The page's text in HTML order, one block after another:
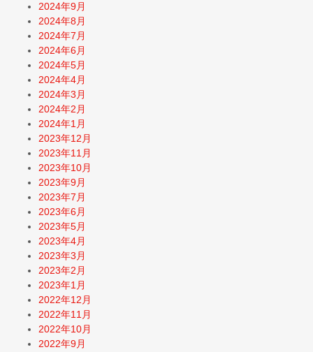
2024年9月
2024年8月
2024年7月
2024年6月
2024年5月
2024年4月
2024年3月
2024年2月
2024年1月
2023年12月
2023年11月
2023年10月
2023年9月
2023年7月
2023年6月
2023年5月
2023年4月
2023年3月
2023年2月
2023年1月
2022年12月
2022年11月
2022年10月
2022年9月